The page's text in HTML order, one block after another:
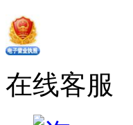
在线客服